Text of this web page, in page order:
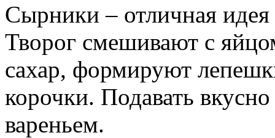
Сырники – отличная идея
Творог смешивают с
сахар, формируют
корочки. Подавать
вареньем.